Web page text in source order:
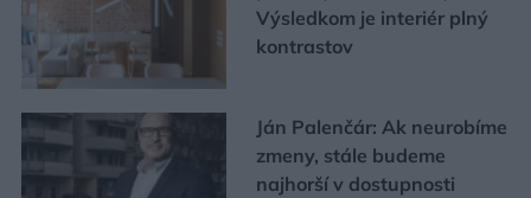
Výsledkom je interiér plný
kontrastov
Ján Palenčár: Ak neurobíme
zmeny, stále budeme
najhorší v dostupnosti